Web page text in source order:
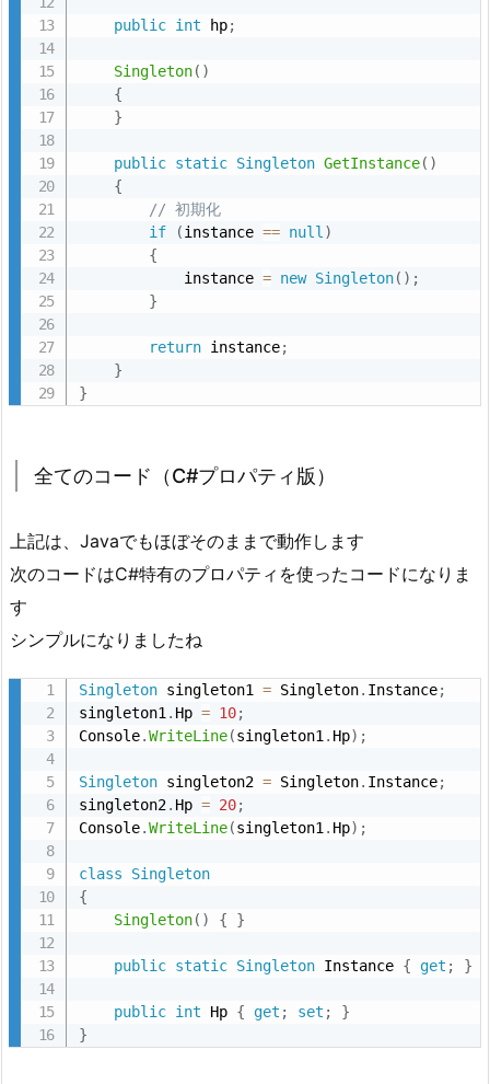
public int hp;
Singleton( )
{
}
public static Singleton GetInstance( )
{
// 初期化
if
(instance == null )
{
            instance
= new Singleton( ) ;
}
return instance;
}
}
全てのコード（C#プロパティ版）
上記は、Javaでもほぼそのままで動作します
次のコードはC#特有のプロパティを使ったコードになりま
す
シンプルになりましたね
Singleton singleton1 = Singleton. Instance;
singleton1 . Hp = 10;
Console.WriteLine(singleton1 . Hp) ;
Singleton singleton2 = Singleton. Instance;
singleton2. Hp = 20;
Console.WriteLine(singleton1 . Hp) ;
class
Singleton
{
Singleton( ) { }
public static Singleton Instance { get ; }
public int Hp { get ; set ;
}
}